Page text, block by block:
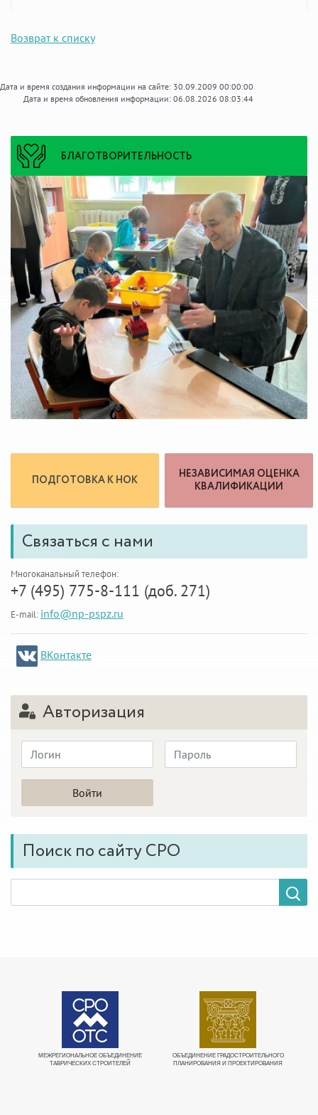
Возврат к списку
Дата и время создания информации на сайте: 30.09.2009 00:00:00
Дата и время обновления информации: 06.08.2026 08:03:44
БЛАГОТВОРИТЕЛЬНОСТЬ
ПОДГОТОВКА К НОК
НЕЗАВИСИМАЯ ОЦЕНКА
КВАЛИФИКАЦИИ
Связаться с нами
Многоканальный телефон:
+7 (495) 775-8-111 (доб. 271)
E-mail: info@np-pspz.ru
ВКонтакте
Авторизация
Поиск по сайту СРО
МЕЖРЕГИОНАЛЬНОЕ ОБЪЕДИНЕНИЕ
ТАВРИЧЕСКИХ СТРОИТЕЛЕЙ
ОБЪЕДИНЕНИЕ ГРАДОСТРОИТЕЛЬНОГО
ПЛАНИРОВАНИЯ И ПРОЕКТИРОВАНИЯ